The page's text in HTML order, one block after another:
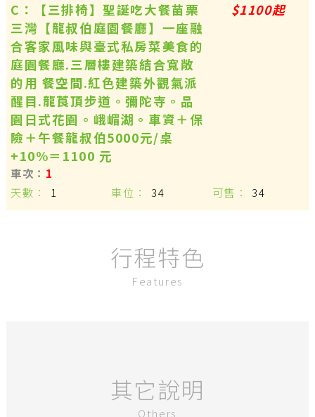
C：【三排椅】聖誕吃大餐苗栗
三灣【龍叔伯庭園餐廳】一座融
合客家風味與臺式私房菜美食的
庭園餐廳.三層樓建築結合寬敞
的用 餐空間.紅色建築外觀氣派
醒目.龍莨頂步道。彌陀寺。品
園日式花園。峨嵋湖。車資＋保
險＋午餐龍叔伯5000元/桌
+10%＝1100 元
1
1
$1100起
34 34
行程特色
Features
其它說明
Others